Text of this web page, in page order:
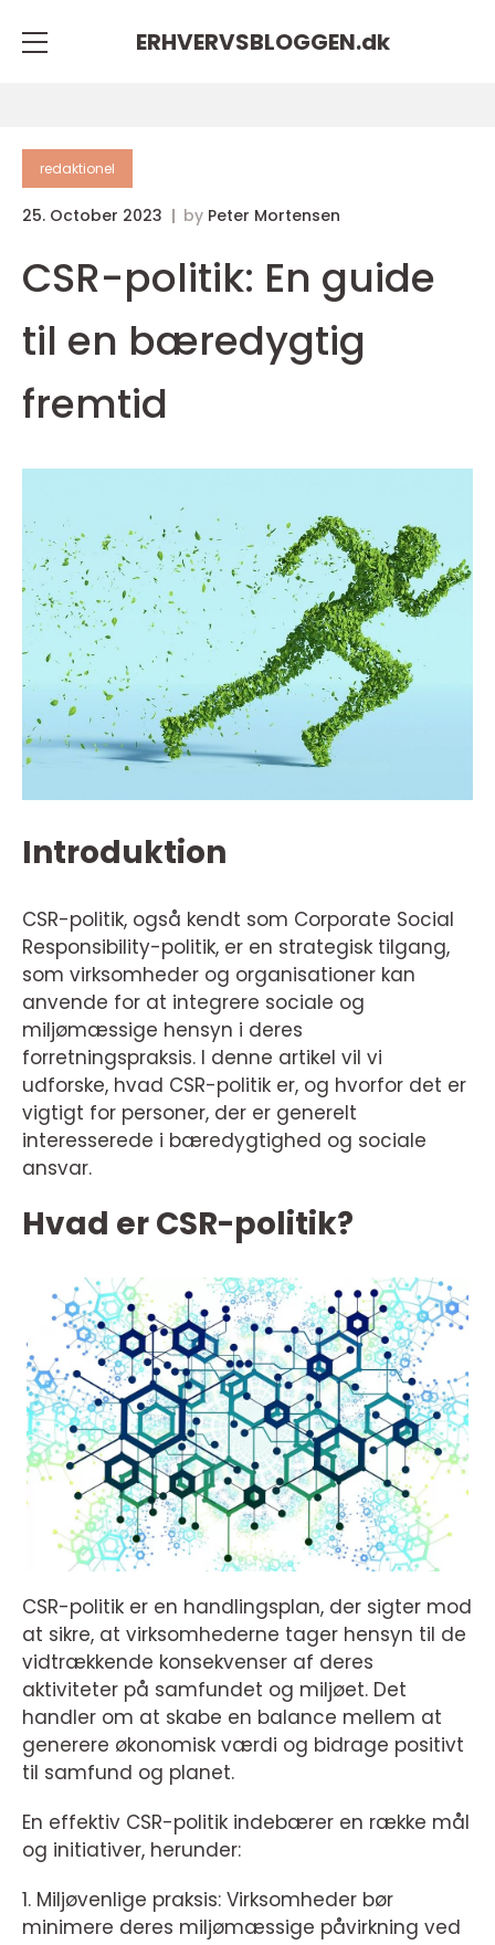
ERHVERVSBLOGGEN.dk
redaktionel
25. October 2023 by Peter Mortensen
CSR-politik: En guide
til en bæredygtig
fremtid
Introduktion
CSR-politik, også kendt som Corporate Social
Responsibility-politik, er en strategisk tilgang,
som virksomheder og organisationer kan
anvende for at integrere sociale og
miljømæssige hensyn i deres
forretningspraksis. I denne artikel vil vi
udforske, hvad CSR-politik er, og hvorfor det er
vigtigt for personer, der er generelt
interesserede i bæredygtighed og sociale
ansvar.
Hvad er CSR-politik?
CSR-politik er en handlingsplan, der sigter mod
at sikre, at virksomhederne tager hensyn til de
vidtrækkende konsekvenser af deres
aktiviteter på samfundet og miljøet. Det
handler om at skabe en balance mellem at
generere økonomisk værdi og bidrage positivt
til samfund og planet.
En effektiv CSR-politik indebærer en række mål
og initiativer, herunder:
1. Miljøvenlige praksis: Virksomheder bør
minimere deres miljømæssige påvirkning ved